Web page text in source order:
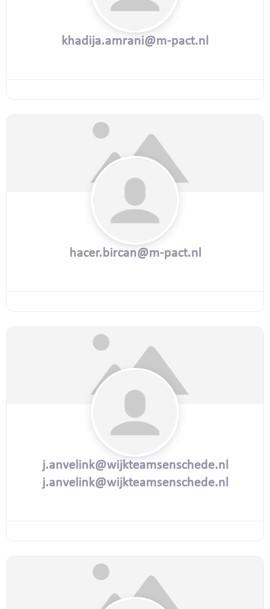
khadija.amrani@m-pact.nl
hacer.bircan@m-pact.nl
j.anvelink@wijkteamsenschede.nl
j.anvelink@wijkteamsenschede.nl